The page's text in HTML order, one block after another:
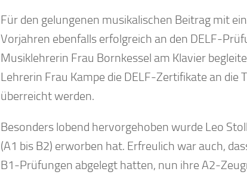
Für den gelungenen musikalischen Beitrag mit
Vorjahren ebenfalls erfolgreich an den DELF-
Musiklehrerin Frau Bornkessel am Klavier
Lehrerin Frau Kampe die DELF-Zertifikate an
überreicht werden.
Besonders lobend hervorgehoben wurde Leo
(A1 bis B2) erworben hat. Erfreulich war auch,
B1-Prüfungen abgelegt hatten, nun ihre A2-